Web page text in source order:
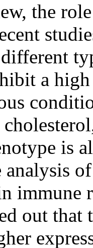
the
a
is
immune
out that